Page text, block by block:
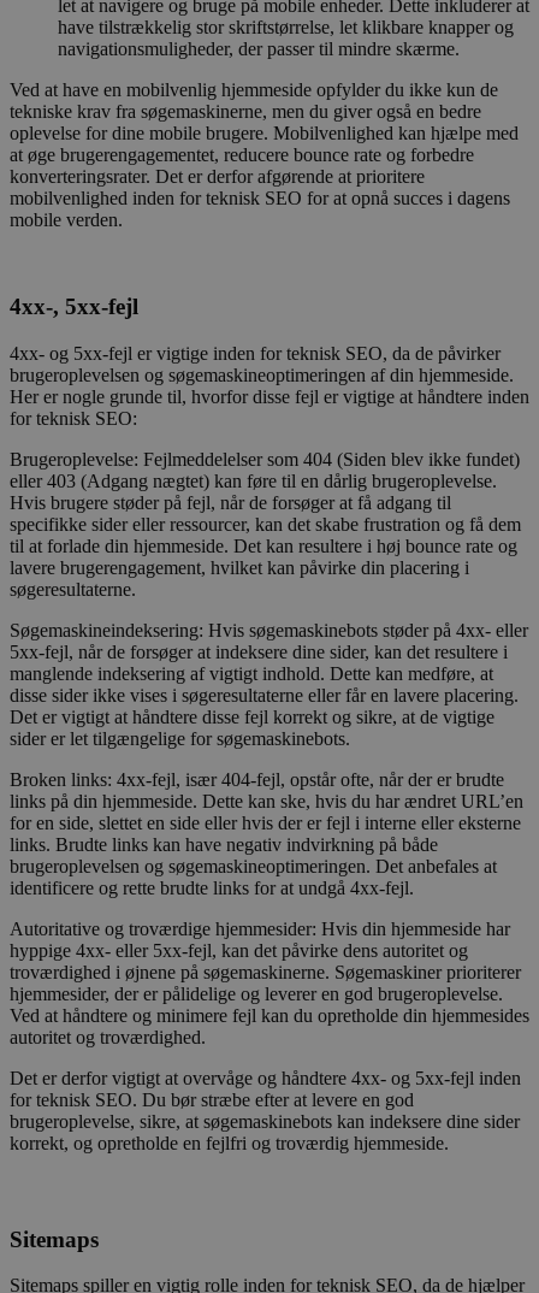
let at navigere og bruge på mobile enheder. Dette inkluderer at
have tilstrækkelig stor skriftstørrelse, let klikbare knapper og
navigationsmuligheder, der passer til mindre skærme.
Ved at have en mobilvenlig hjemmeside opfylder du ikke kun de
tekniske krav fra søgemaskinerne, men du giver også en bedre
oplevelse for dine mobile brugere. Mobilvenlighed kan hjælpe med
at øge brugerengagementet, reducere bounce rate og forbedre
konverteringsrater. Det er derfor afgørende at prioritere
mobilvenlighed inden for teknisk SEO for at opnå succes i dagens
mobile verden.
4xx-, 5xx-fejl
4xx- og 5xx-fejl er vigtige inden for teknisk SEO, da de påvirker
brugeroplevelsen og søgemaskineoptimeringen af din hjemmeside.
Her er nogle grunde til, hvorfor disse fejl er vigtige at håndtere inden
for teknisk SEO:
Brugeroplevelse: Fejlmeddelelser som 404 (Siden blev ikke fundet)
eller 403 (Adgang nægtet) kan føre til en dårlig brugeroplevelse.
Hvis brugere støder på fejl, når de forsøger at få adgang til
specifikke sider eller ressourcer, kan det skabe frustration og få dem
til at forlade din hjemmeside. Det kan resultere i høj bounce rate og
lavere brugerengagement, hvilket kan påvirke din placering i
søgeresultaterne.
Søgemaskineindeksering: Hvis søgemaskinebots støder på 4xx- eller
5xx-fejl, når de forsøger at indeksere dine sider, kan det resultere i
manglende indeksering af vigtigt indhold. Dette kan medføre, at
disse sider ikke vises i søgeresultaterne eller får en lavere placering.
Det er vigtigt at håndtere disse fejl korrekt og sikre, at de vigtige
sider er let tilgængelige for søgemaskinebots.
Broken links: 4xx-fejl, især 404-fejl, opstår ofte, når der er brudte
links på din hjemmeside. Dette kan ske, hvis du har ændret URL’en
for en side, slettet en side eller hvis der er fejl i interne eller eksterne
links. Brudte links kan have negativ indvirkning på både
brugeroplevelsen og søgemaskineoptimeringen. Det anbefales at
identificere og rette brudte links for at undgå 4xx-fejl.
Autoritative og troværdige hjemmesider: Hvis din hjemmeside har
hyppige 4xx- eller 5xx-fejl, kan det påvirke dens autoritet og
troværdighed i øjnene på søgemaskinerne. Søgemaskiner prioriterer
hjemmesider, der er pålidelige og leverer en god brugeroplevelse.
Ved at håndtere og minimere fejl kan du opretholde din hjemmesides
autoritet og troværdighed.
Det er derfor vigtigt at overvåge og håndtere 4xx- og 5xx-fejl inden
for teknisk SEO. Du bør stræbe efter at levere en god
brugeroplevelse, sikre, at søgemaskinebots kan indeksere dine sider
korrekt, og opretholde en fejlfri og troværdig hjemmeside.
Sitemaps
Sitemaps spiller en vigtig rolle inden for teknisk SEO, da de hjælper